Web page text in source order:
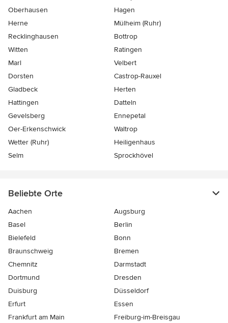
Oberhausen
Hagen
Herne
Mülheim (Ruhr)
Recklinghausen
Bottrop
Witten
Ratingen
Marl
Velbert
Dorsten
Castrop-Rauxel
Gladbeck
Herten
Hattingen
Datteln
Gevelsberg
Ennepetal
Oer-Erkenschwick
Waltrop
Wetter (Ruhr)
Heiligenhaus
Selm
Sprockhövel
Beliebte Orte
Aachen
Augsburg
Basel
Berlin
Bielefeld
Bonn
Braunschweig
Bremen
Chemnitz
Darmstadt
Dortmund
Dresden
Duisburg
Düsseldorf
Erfurt
Essen
Frankfurt am Main
Freiburg-im-Breisgau